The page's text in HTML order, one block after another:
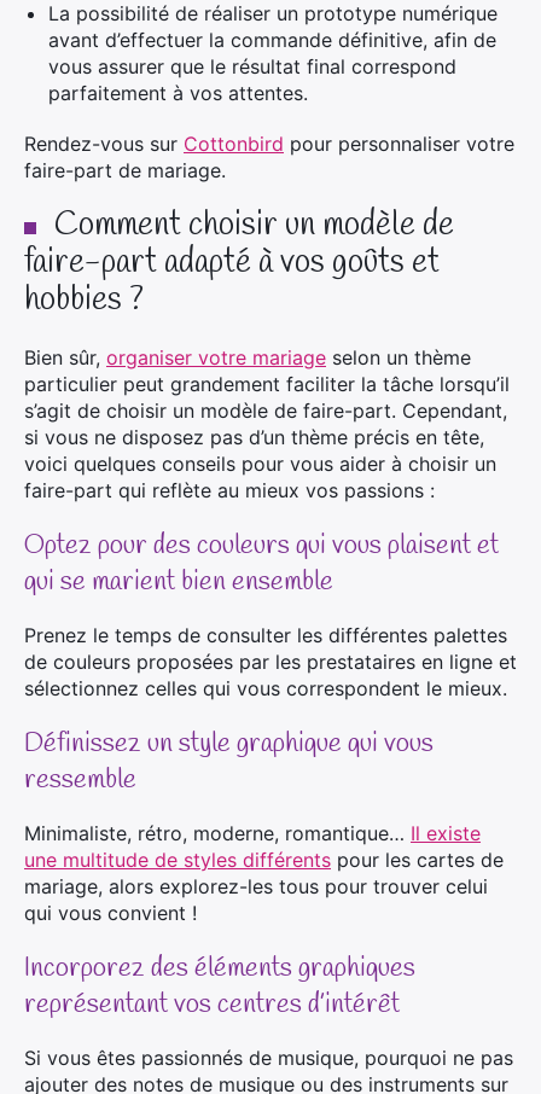
La possibilité de réaliser un prototype numérique
avant d’effectuer la commande définitive, afin de
vous assurer que le résultat final correspond
parfaitement à vos attentes.
Rendez-vous sur Cottonbird pour personnaliser votre
faire-part de mariage.
Comment choisir un modèle de
faire-part adapté à vos goûts et
hobbies ?
Bien sûr, organiser votre mariage selon un thème
particulier peut grandement faciliter la tâche lorsqu’il
s’agit de choisir un modèle de faire-part. Cependant,
si vous ne disposez pas d’un thème précis en tête,
voici quelques conseils pour vous aider à choisir un
faire-part qui reflète au mieux vos passions :
Optez pour des couleurs qui vous plaisent et
qui se marient bien ensemble
Prenez le temps de consulter les différentes palettes
de couleurs proposées par les prestataires en ligne et
sélectionnez celles qui vous correspondent le mieux.
Définissez un style graphique qui vous
ressemble
Minimaliste, rétro, moderne, romantique… Il existe
une multitude de styles différents pour les cartes de
mariage, alors explorez-les tous pour trouver celui
qui vous convient !
Incorporez des éléments graphiques
représentant vos centres d’intérêt
Si vous êtes passionnés de musique, pourquoi ne pas
ajouter des notes de musique ou des instruments sur